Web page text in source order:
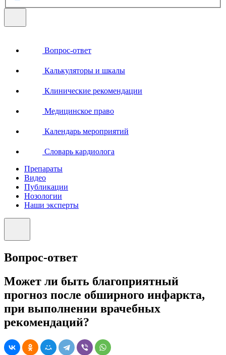
Вопрос-ответ
Калькуляторы и шкалы
Клинические рекомендации
Медицинское право
Календарь мероприятий
Словарь кардиолога
Препараты
Видео
Публикации
Нозологии
Наши эксперты
Вопрос-ответ
Может ли быть благоприятный
прогноз после обширного инфаркта,
при выполнении врачебных
рекомендаций?